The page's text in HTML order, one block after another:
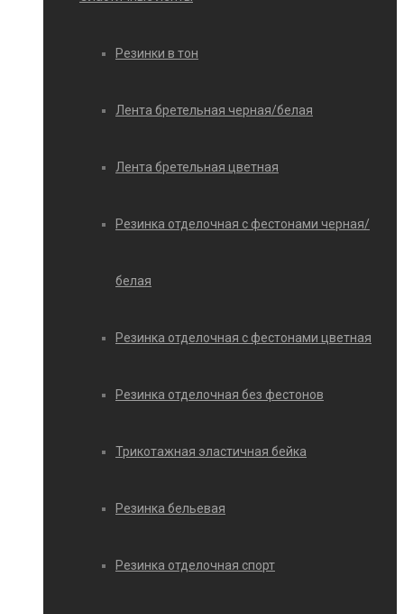
Резинки в тон
Лента бретельная черная/белая
Лента бретельная цветная
Резинка отделочная с фестонами черная/
белая
Резинка отделочная с фестонами цветная
Резинка отделочная без фестонов
Трикотажная эластичная бейка
Резинка бельевая
Резинка отделочная спорт